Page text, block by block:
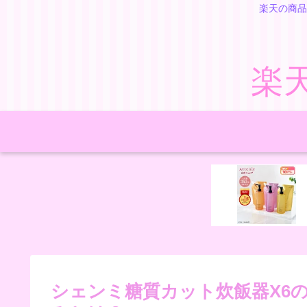
楽天の商
楽
シェンミ糖質カット炊飯器X6